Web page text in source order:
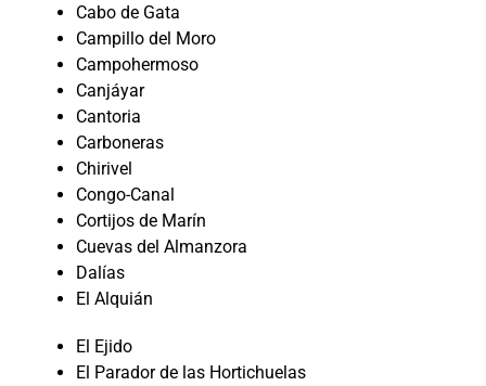
Cabo de Gata
Campillo del Moro
Campohermoso
Canjáyar
Cantoria
Carboneras
Chirivel
Congo-Canal
Cortijos de Marín
Cuevas del Almanzora
Dalías
El Alquián
El Ejido
El Parador de las Hortichuelas